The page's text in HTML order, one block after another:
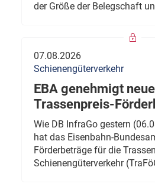
der Größe der Belegschaft
07.08.2026
Schienengüterverkehr
EBA genehmigt neue
Trassenpreis-
Wie DB InfraGo gestern
hat das Eisenbahn-
Förderbeträge für die
Schienengüterverkehr